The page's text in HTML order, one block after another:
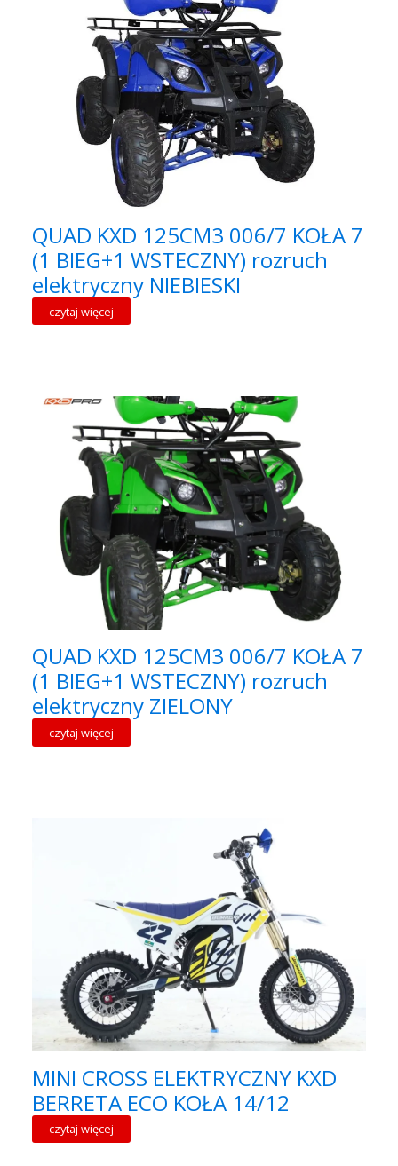
QUAD KXD 125CM3 006/7 KOŁA 7
(1 BIEG+1 WSTECZNY) rozruch
elektryczny NIEBIESKI
czytaj więcej
QUAD KXD 125CM3 006/7 KOŁA 7
(1 BIEG+1 WSTECZNY) rozruch
elektryczny ZIELONY
czytaj więcej
MINI CROSS ELEKTRYCZNY KXD
BERRETA ECO KOŁA 14/12
czytaj więcej